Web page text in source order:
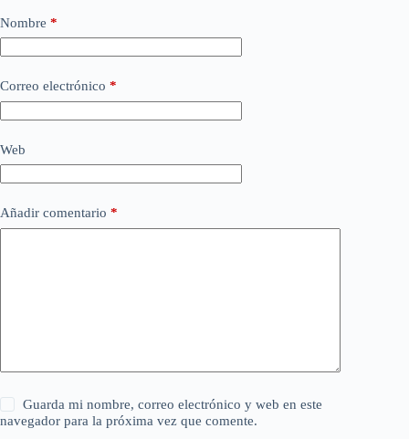
Nombre *
Correo electrónico *
Web
Añadir comentario *
Guarda mi nombre, correo electrónico y web en este
navegador para la próxima vez que comente.